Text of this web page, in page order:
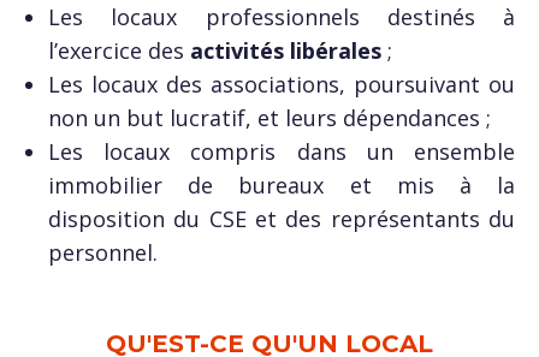
Les locaux professionnels destinés à
l’exercice des activités libérales ;
Les locaux des associations, poursuivant ou
non un but lucratif, et leurs dépendances ;
Les locaux compris dans un ensemble
immobilier de bureaux et mis à la
disposition du CSE et des représentants du
personnel.
QU'EST-CE QU'UN LOCAL